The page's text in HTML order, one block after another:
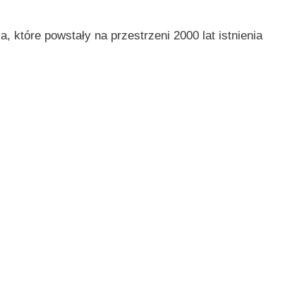
które powstały na przestrzeni 2000 lat istnienia